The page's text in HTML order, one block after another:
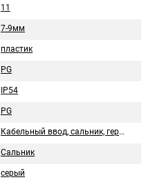
11
7-9мм
пластик
PG
IP54
PG
Кабельный ввод, сальник, гермоввод
Сальник
серый